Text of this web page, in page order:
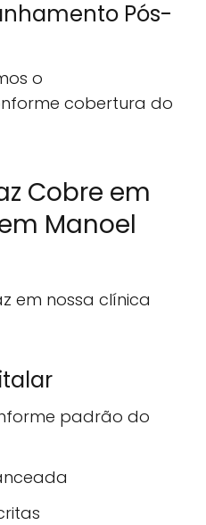
Pós-
o
cobertura do
Cobre em
Manoel
em nossa clínica
padrão do